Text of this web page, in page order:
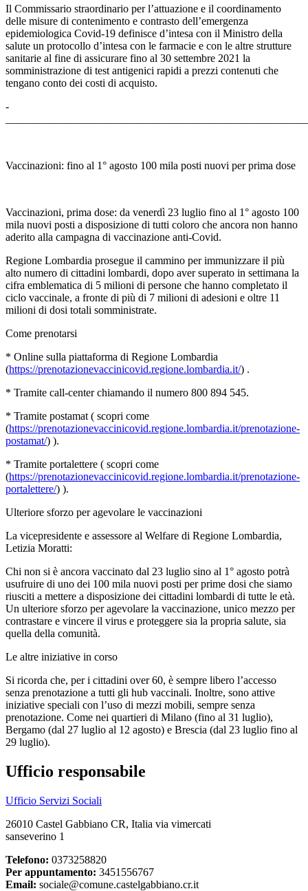
Il Commissario straordinario per l’attuazione e il coordinamento
delle misure di contenimento e contrasto dell’emergenza
epidemiologica Covid-19 definisce d’intesa con il Ministro della
salute un protocollo d’intesa con le farmacie e con le altre strutture
sanitarie al fine di assicurare fino al 30 settembre 2021 la
somministrazione di test antigenici rapidi a prezzi contenuti che
tengano conto dei costi di acquisto.
­­­­­­­­­­­­
Vaccinazioni: fino al 1° agosto 100 mila posti nuovi per prima dose
Vaccinazioni, prima dose: da venerdì 23 luglio fino al 1° agosto 100
mila nuovi posti a disposizione di tutti coloro che ancora non hanno
aderito alla campagna di vaccinazione anti-Covid.
Regione Lombardia prosegue il cammino per immunizzare il più
alto numero di cittadini lombardi, dopo aver superato in settimana la
cifra emblematica di 5 milioni di persone che hanno completato il
ciclo vaccinale, a fronte di più di 7 milioni di adesioni e oltre 11
milioni di dosi totali somministrate.
Come prenotarsi
* Online sulla piattaforma di Regione Lombardia
(https://prenotazionevaccinicovid.regione.lombardia.it/) .
* Tramite call-center chiamando il numero 800 894 545.
* Tramite postamat ( scopri come
(https://prenotazionevaccinicovid.regione.lombardia.it/prenotazione-
postamat/) ).
* Tramite portalettere ( scopri come
(https://prenotazionevaccinicovid.regione.lombardia.it/prenotazione-
portalettere/) ).
Ulteriore sforzo per agevolare le vaccinazioni
La vicepresidente e assessore al Welfare di Regione Lombardia,
Letizia Moratti:
Chi non si è ancora vaccinato dal 23 luglio sino al 1° agosto potrà
usufruire di uno dei 100 mila nuovi posti per prime dosi che siamo
riusciti a mettere a disposizione dei cittadini lombardi di tutte le età.
Un ulteriore sforzo per agevolare la vaccinazione, unico mezzo per
contrastare e vincere il virus e proteggere sia la propria salute, sia
quella della comunità.
Le altre iniziative in corso
Si ricorda che, per i cittadini over 60, è sempre libero l’accesso
senza prenotazione a tutti gli hub vaccinali. Inoltre, sono attive
iniziative speciali con l’uso di mezzi mobili, sempre senza
prenotazione. Come nei quartieri di Milano (fino al 31 luglio),
Bergamo (dal 27 luglio al 12 agosto) e Brescia (dal 23 luglio fino al
29 luglio).
Ufficio responsabile
Ufficio Servizi Sociali
26010 Castel Gabbiano CR, Italia via vimercati
sanseverino 1
Telefono: 0373258820
Per appuntamento: 3451556767
Email: sociale@comune.castelgabbiano.cr.it